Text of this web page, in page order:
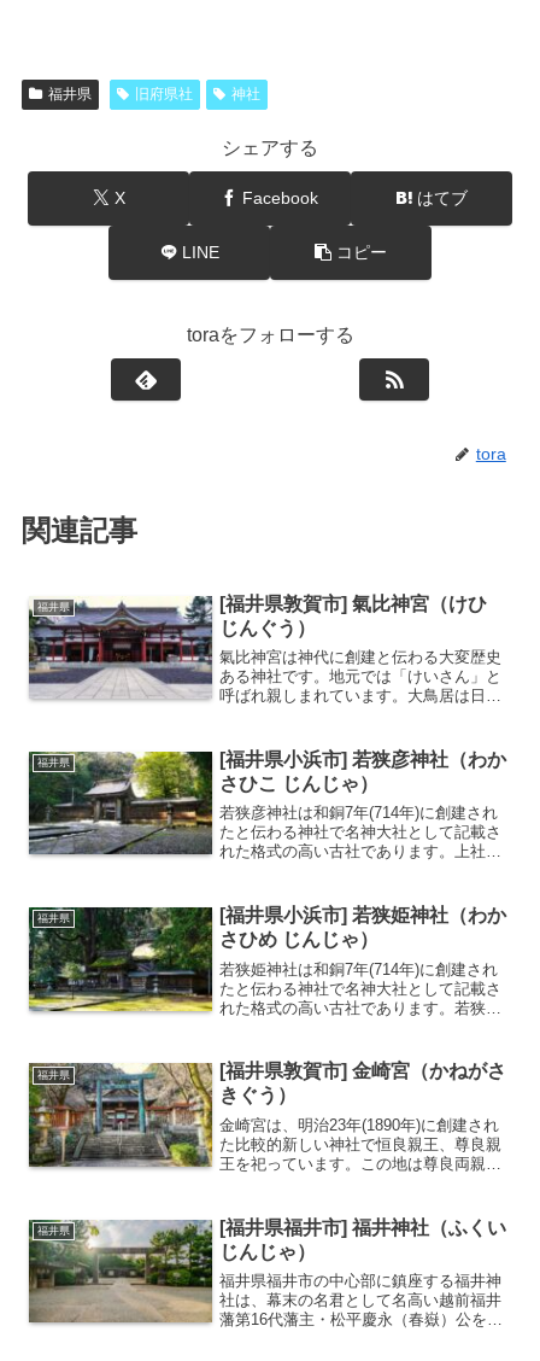
福井県 旧府県社 神社
シェアする
X Facebook はてブ
LINE コピー
toraをフォローする
tora
関連記事
福井県
[福井県敦賀市] 氣比神宮（けひ
じんぐう）
氣比神宮は神代に創建と伝わる大変歴史
ある神社です。地元では「けいさん」と
呼ばれ親しまれています。大鳥居は日本
きるとされる「長命水」が有名です。越
前国の一宮神社明治28年...
福井県
[福井県小浜市] 若狭彦神社（わか
さひこ じんじゃ）
若狭彦神社は和銅7年(714年)に創建され
たと伝わる神社で名神大社として記載さ
れた格式の高い古社であります。上社と
彦神社は畳・敷物業の神として知られ、
インテリア関係の信...
福井県
[福井県小浜市] 若狭姫神社（わか
さひめ じんじゃ）
若狭姫神社は和銅7年(714年)に創建され
たと伝わる神社で名神大社として記載さ
れた格式の高い古社であります。若狭彦
社は安産・育児にご利益があるとされま
す。上社、下社ともに...
福井県
[福井県敦賀市] 金崎宮（かねがさ
きぐう）
金崎宮は、明治23年(1890年)に創建され
た比較的新しい神社で恒良親王、尊良親
王を祀っています。この地は尊良両親王
vs 信長・秀吉・家康の戦いの場にもなっ
ています。...
福井県
[福井県福井市] 福井神社（ふくい
じんじゃ）
福井県福井市の中心部に鎮座する福井神
社は、幕末の名君として名高い越前福井
藩第16代藩主・松平慶永（春嶽）公を主